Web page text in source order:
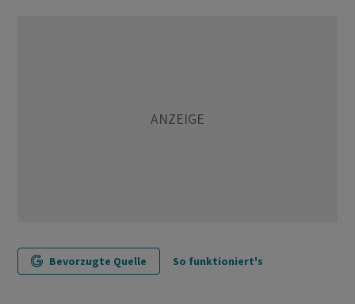
Bevorzugte Quelle So funktioniert's